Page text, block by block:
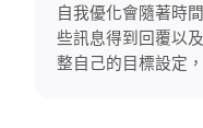
自我優化會隨著時
些訊息得到回覆以
整自己的目標設定